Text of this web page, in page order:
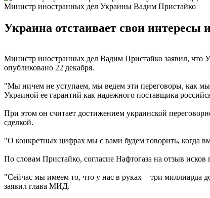
Министр иностранных дел Украины Вадим Пристайко
Украина отстаивает свои интересы
Министр иностранных дел Вадим Пристайко заявил, что
опубликовано 22 декабря.
"Мы ничем не уступаем, мы ведем эти переговоры, как мы
Украиной ее гарантий как надежного поставщика
При этом он считает достижением украинской
сделкой.
"О конкретных цифрах мы с вами будем говорить, когда
По словам Пристайко, согласие Нафтогаза на отзыв
"Сейчас мы имеем то, что у нас в руках − три миллиарда
заявил глава МИД.